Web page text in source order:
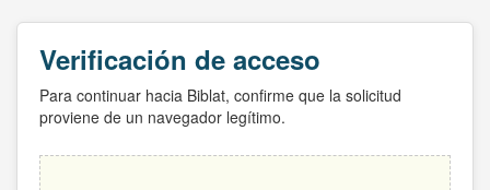
Verificación de acceso
Para continuar hacia Biblat, confirme que la solicitud
proviene de un navegador legítimo.